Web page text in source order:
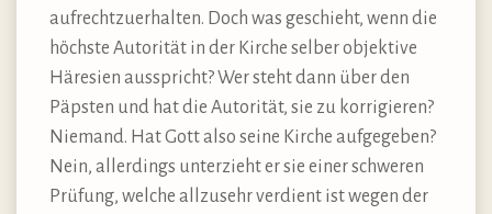
aufrechtzuerhalten. Doch was geschieht, wenn die
höchste Autorität in der Kirche selber objektive
Häresien ausspricht? Wer steht dann über den
Päpsten und hat die Autorität, sie zu korrigieren?
Niemand. Hat Gott also seine Kirche aufgegeben?
Nein, allerdings unterzieht er sie einer schweren
Prüfung, welche allzusehr verdient ist wegen der